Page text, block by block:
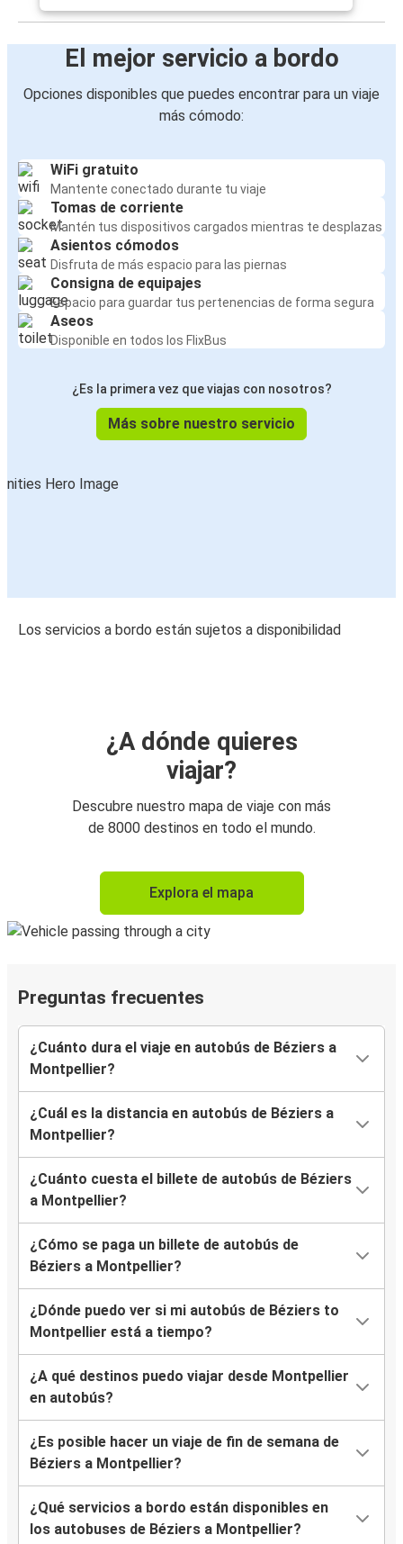
El mejor servicio a bordo
Opciones disponibles que puedes encontrar para un viaje
más cómodo:
WiFi gratuito
Mantente conectado durante tu viaje
Tomas de corriente
Mantén tus dispositivos cargados mientras te desplazas
Asientos cómodos
Disfruta de más espacio para las piernas
Consigna de equipajes
Espacio para guardar tus pertenencias de forma segura
Aseos
Disponible en todos los FlixBus
¿Es la primera vez que viajas con nosotros?
Más sobre nuestro servicio
Los servicios a bordo están sujetos a disponibilidad
¿A dónde quieres
viajar?
Descubre nuestro mapa de viaje con más
de 8000 destinos en todo el mundo.
Explora el mapa
Preguntas frecuentes
¿Cuánto dura el viaje en autobús de Béziers a
Montpellier?
¿Cuál es la distancia en autobús de Béziers a
Montpellier?
¿Cuánto cuesta el billete de autobús de Béziers
a Montpellier?
¿Cómo se paga un billete de autobús de
Béziers a Montpellier?
¿Dónde puedo ver si mi autobús de Béziers to
Montpellier está a tiempo?
¿A qué destinos puedo viajar desde Montpellier
en autobús?
¿Es posible hacer un viaje de fin de semana de
Béziers a Montpellier?
¿Qué servicios a bordo están disponibles en
los autobuses de Béziers a Montpellier?